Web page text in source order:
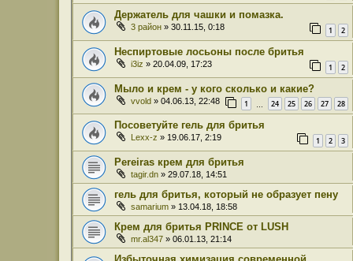
Держатель для чашки и помазка.
3 район » 30.11.15, 0:18 1 2
Неспиртовые лосьоны после бритья
i3iz » 20.04.09, 17:23 1 2
Мыло и крем - у кого сколько и какие?
vvold » 04.06.13, 22:48 1 24 25 26 27 28
Посоветуйте гель для бритья
Lexx-z » 19.06.17, 2:19 1 2 3
Pereiras крем для бритья
tagir.dn » 29.07.18, 14:51
гель для бритья, который не образует пену
samarium » 13.04.18, 18:58
Крем для бритья PRINCE от LUSH
mr.al347 » 06.01.13, 21:14